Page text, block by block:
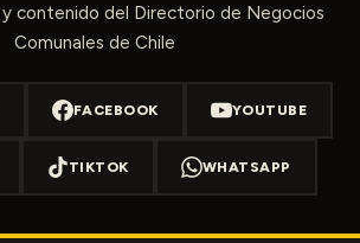
y contenido del Directorio de Negocios
Comunales de Chile
FACEBOOK YOUTUBE
TIKTOK WHATSAPP